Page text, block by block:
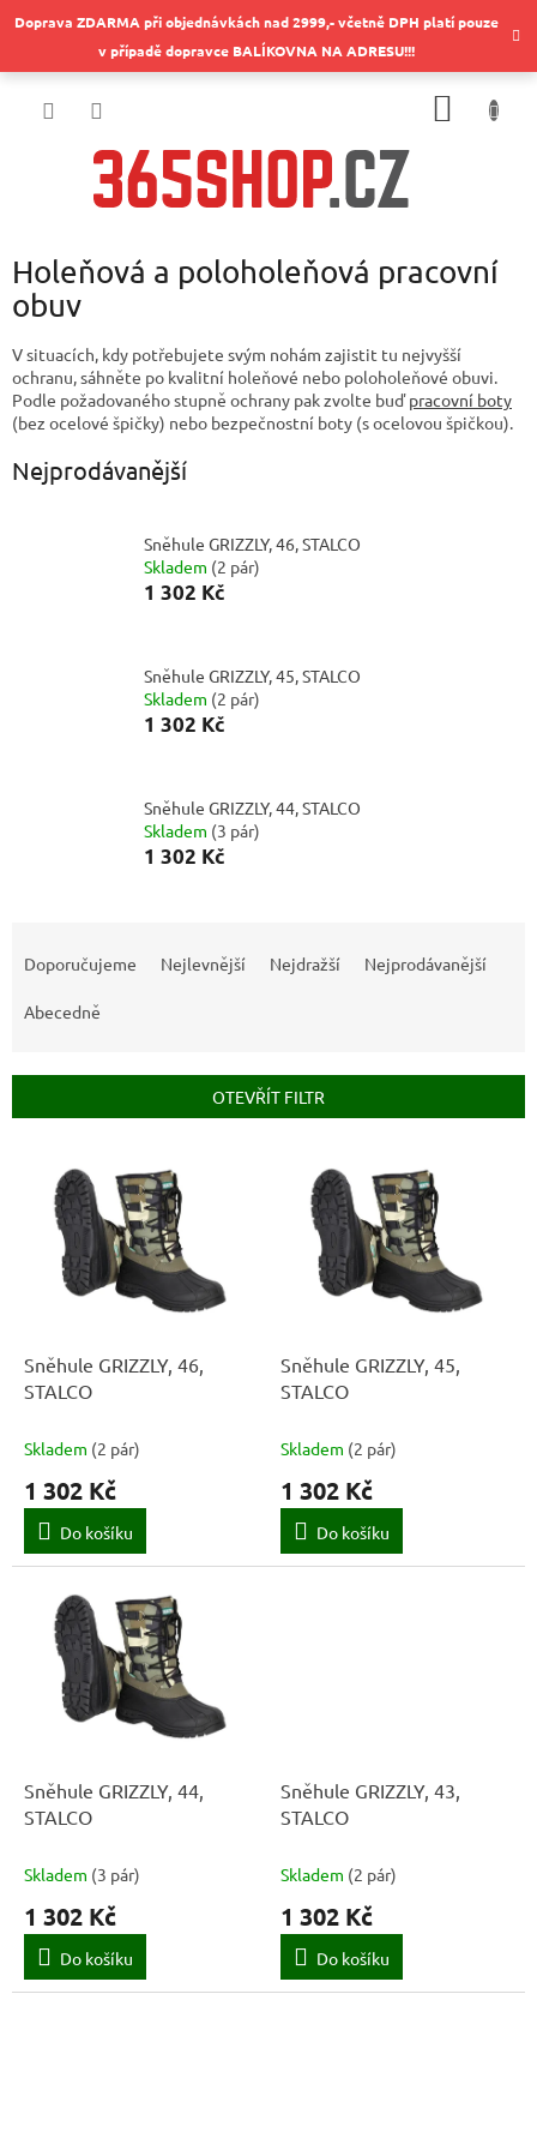
naDoprava ZDARMA při objednávkách nad 2999,- včetně DPH platí pouze
v případě dopravce BALÍKOVNA NA ADRESU!!!
Holeňová a poloholeňová pracovní
obuv
V situacích, kdy potřebujete svým nohám zajistit tu nejvyšší
ochranu, sáhněte po kvalitní holeňové nebo poloholeňové obuvi.
Podle požadovaného stupně ochrany pak zvolte buďpracovní boty
(bez ocelové špičky) nebo bezpečnostní boty (s ocelovou špičkou).
Nejprodávanější
Sněhule GRIZZLY, 46, STALCO
Skladem (2 pár)
1 302 Kč
Sněhule GRIZZLY, 45, STALCO
Skladem (2 pár)
1 302 Kč
Sněhule GRIZZLY, 44, STALCO
Skladem (3 pár)
1 302 Kč
r
Doporučujeme Nejlevnější Nejdražší Nejprodávanější
Abecedně
OTEVŘÍT FILTR
dSněhule GRIZZLY, 46,
STALCO
Skladem (2 pár)
1 302 Kč
Do košíku
Sněhule GRIZZLY, 45,
STALCO
Skladem (2 pár)
1 302 Kč
Do košíku
Sněhule GRIZZLY, 44,
STALCO
Skladem (3 pár)
1 302 Kč
Do košíku
Sněhule GRIZZLY, 43,
STALCO
Skladem (2 pár)
1 302 Kč
Do košíku